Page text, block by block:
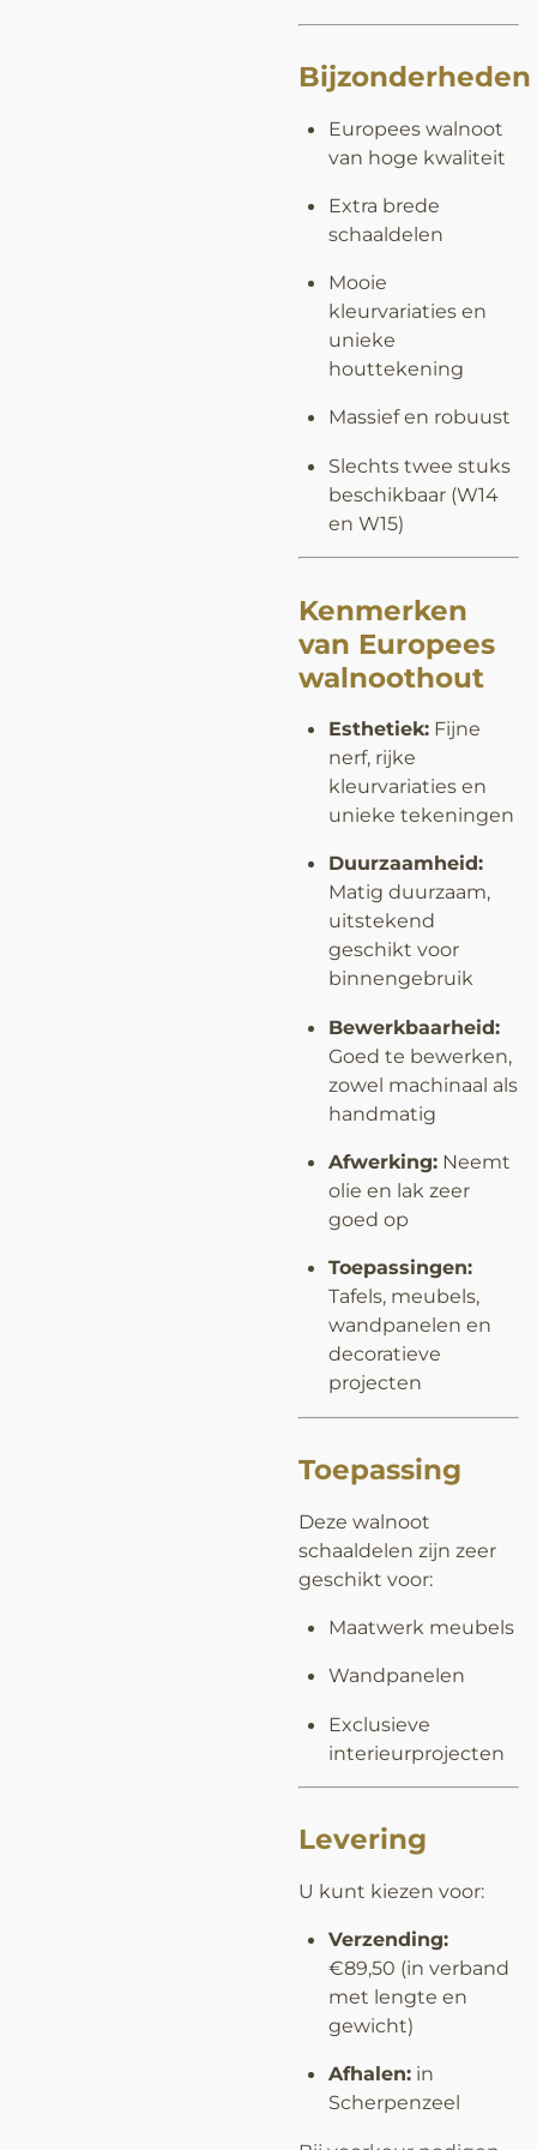
Bijzonderheden
Europees walnoot
van hoge kwaliteit
Extra brede
schaaldelen
Mooie
kleurvariaties en
unieke
houttekening
Massief en robuust
Slechts twee stuks
beschikbaar (W14
en W15)
Kenmerken
van Europees
walnoothout
Esthetiek:Fijne
nerf, rijke
kleurvariaties en
unieke tekeningen
Duurzaamheid:
Matig duurzaam,
uitstekend
geschikt voor
binnengebruik
Bewerkbaarheid:
Goed te bewerken,
zowel machinaal als
handmatig
Afwerking:Neemt
olie en lak zeer
goed op
Toepassingen:
Tafels, meubels,
wandpanelen en
decoratieve
projecten
Toepassing
Deze walnoot
schaaldelen zijn zeer
geschikt voor:
Maatwerk meubels
Wandpanelen
Exclusieve
interieurprojecten
Levering
U kunt kiezen voor:
Verzending:
€89,50 (in verband
met lengte en
gewicht)
Afhalen:in
Scherpenzeel